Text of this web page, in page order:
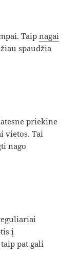
Taipnagai
spaudžia
priekine
vietos. Tai
nago
į
pat gali